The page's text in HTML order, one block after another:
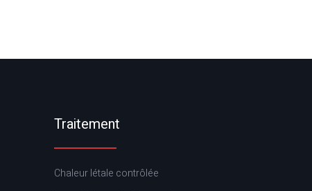
Traitement
Chaleur létale contrôlée